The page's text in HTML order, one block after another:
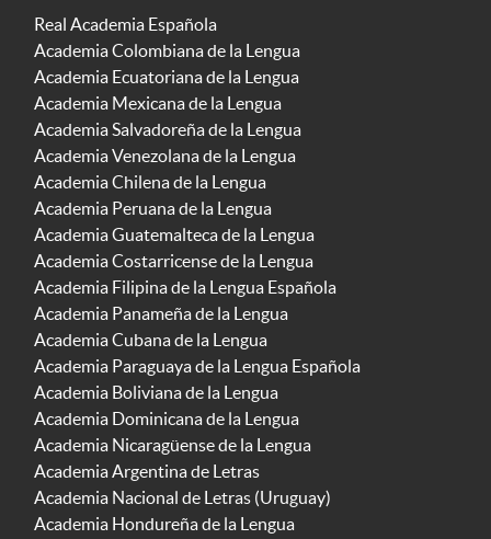
Real Academia Española
Academia Colombiana de la Lengua
Academia Ecuatoriana de la Lengua
Academia Mexicana de la Lengua
Academia Salvadoreña de la Lengua
Academia Venezolana de la Lengua
Academia Chilena de la Lengua
Academia Peruana de la Lengua
Academia Guatemalteca de la Lengua
Academia Costarricense de la Lengua
Academia Filipina de la Lengua Española
Academia Panameña de la Lengua
Academia Cubana de la Lengua
Academia Paraguaya de la Lengua Española
Academia Boliviana de la Lengua
Academia Dominicana de la Lengua
Academia Nicaragüense de la Lengua
Academia Argentina de Letras
Academia Nacional de Letras (Uruguay)
Academia Hondureña de la Lengua